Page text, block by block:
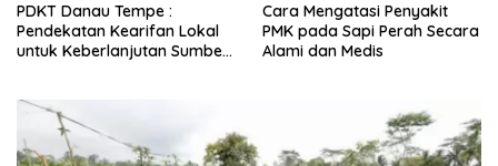
PDKT Danau Tempe :
Pendekatan Kearifan Lokal
untuk Keberlanjutan Sumber
Cara Mengatasi Penyakit
PMK pada Sapi Perah Secara
Alami dan Medis